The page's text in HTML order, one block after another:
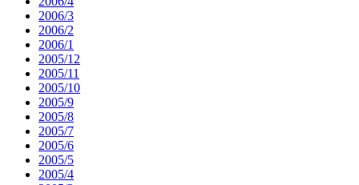
2006/3
2006/2
2006/1
2005/12
2005/11
2005/10
2005/9
2005/8
2005/7
2005/6
2005/5
2005/4